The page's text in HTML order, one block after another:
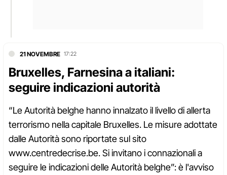
21 NOVEMBRE 17:22
Bruxelles, Farnesina a italiani:
seguire indicazioni autorità
“Le Autorità belghe hanno innalzato il livello di allerta
terrorismo nella capitale Bruxelles. Le misure adottate
dalle Autorità sono riportate sul sito
www.centredecrise.be. Si invitano i connazionali a
seguire le indicazioni delle Autorità belghe”: è l'avviso